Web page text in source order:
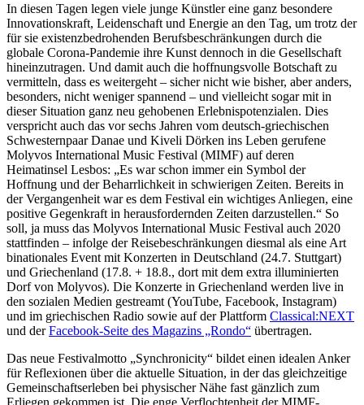
In diesen Tagen legen viele junge Künstler eine ganz besondere
Innovationskraft, Leidenschaft und Energie an den Tag, um trotz der
für sie existenzbedrohenden Berufsbeschränkungen durch die
globale Corona-Pandemie ihre Kunst dennoch in die Gesellschaft
hineinzutragen. Und damit auch die hoffnungsvolle Botschaft zu
vermitteln, dass es weitergeht – sicher nicht wie bisher, aber anders,
besonders, nicht weniger spannend – und vielleicht sogar mit in
dieser Situation ganz neu gehobenen Erlebnispotenzialen. Dies
verspricht auch das vor sechs Jahren vom deutsch-griechischen
Schwesternpaar Danae und Kiveli Dörken ins Leben gerufene
Molyvos International Music Festival (MIMF) auf deren
Heimatinsel Lesbos: „Es war schon immer ein Symbol der
Hoffnung und der Beharrlichkeit in schwierigen Zeiten. Bereits in
der Vergangenheit war es dem Festival ein wichtiges Anliegen, eine
positive Gegenkraft in herausfordernden Zeiten darzustellen.“ So
soll, ja muss das Molyvos International Music Festival auch 2020
stattfinden – infolge der Reisebeschränkungen diesmal als eine Art
binationales Event mit Konzerten in Deutschland (24.7. Stuttgart)
und Griechenland (17.8. + 18.8., dort mit dem extra illuminierten
Dorf von Molyvos). Die Konzerte in Griechenland werden live in
den sozialen Medien gestreamt (YouTube, Facebook, Instagram)
und im griechischen Radio sowie auf der Plattform Classical:NEXT
und derFacebook-Seite des Magazins „Rondo“ übertragen.
Das neue Festivalmotto „Synchronicity“ bildet einen idealen Anker
für Reflexionen über die aktuelle Situation, in der das gleichzeitige
Gemeinschaftserleben bei physischer Nähe fast gänzlich zum
Erliegen gekommen ist. Die enge Verflochtenheit der MIMF-